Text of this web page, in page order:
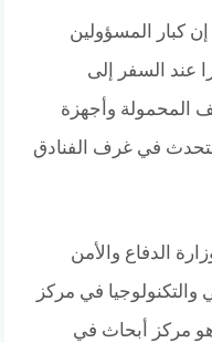
كبار المسؤولين
عند السفر إلى
المحمولة وأجهزة
التحدث في غرف الفنادق
الدفاع والأمن
والتكنولوجيا في مركز
وهو مركز أبحاث في